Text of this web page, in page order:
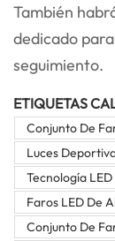
También
dedicado
seguimiento.
ETIQUETAS
Conjunto De
Luces
Tecnología
Faros LED De
Conjunto De